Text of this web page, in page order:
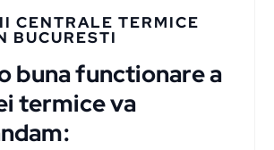
CENTRALE TERMICE
BUCURESTI
buna functionare a
termice va